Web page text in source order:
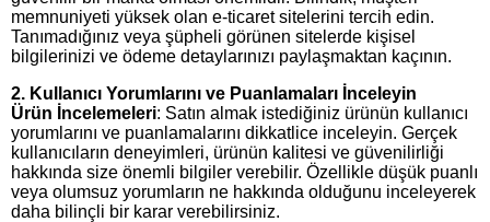
memnuniyeti yüksek olan e-ticaret sitelerini tercih edin.
Tanımadığınız veya şüpheli görünen sitelerde kişisel
bilgilerinizi ve ödeme detaylarınızı paylaşmaktan kaçının.
2. Kullanıcı Yorumlarını ve Puanlamaları İnceleyin
Ürün İncelemeleri: Satın almak istediğiniz ürünün kullanıcı
yorumlarını ve puanlamalarını dikkatlice inceleyin. Gerçek
kullanıcıların deneyimleri, ürünün kalitesi ve güvenilirliği
hakkında size önemli bilgiler verebilir. Özellikle düşük puanlı
veya olumsuz yorumların ne hakkında olduğunu inceleyerek
daha bilinçli bir karar verebilirsiniz.